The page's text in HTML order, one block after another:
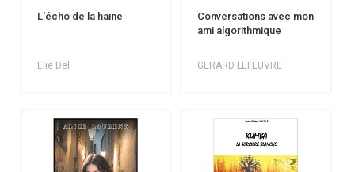
L'écho de la haine
Elie Del
Conversations avec mon
ami algorithmique
GERARD LEFEUVRE